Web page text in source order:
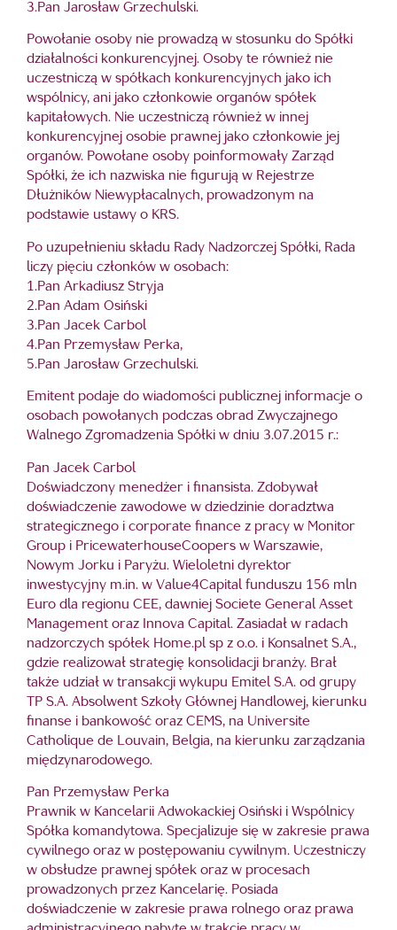
3.Pan Jarosław Grzechulski.
Powołanie osoby nie prowadzą w stosunku do Spółki
działalności konkurencyjnej. Osoby te również nie
uczestniczą w spółkach konkurencyjnych jako ich
wspólnicy, ani jako członkowie organów spółek
kapitałowych. Nie uczestniczą również w innej
konkurencyjnej osobie prawnej jako członkowie jej
organów. Powołane osoby poinformowały Zarząd
Spółki, że ich nazwiska nie figurują w Rejestrze
Dłużników Niewypłacalnych, prowadzonym na
podstawie ustawy o KRS.
Po uzupełnieniu składu Rady Nadzorczej Spółki, Rada
liczy pięciu członków w osobach:
1.Pan Arkadiusz Stryja
2.Pan Adam Osiński
3.Pan Jacek Carbol
4.Pan Przemysław Perka,
5.Pan Jarosław Grzechulski.
Emitent podaje do wiadomości publicznej informacje o
osobach powołanych podczas obrad Zwyczajnego
Walnego Zgromadzenia Spółki w dniu 3.07.2015 r.:
Pan Jacek Carbol
Doświadczony menedżer i finansista. Zdobywał
doświadczenie zawodowe w dziedzinie doradztwa
strategicznego i corporate finance z pracy w Monitor
Group i PricewaterhouseCoopers w Warszawie,
Nowym Jorku i Paryżu. Wieloletni dyrektor
inwestycyjny m.in. w Value4Capital funduszu 156 mln
Euro dla regionu CEE, dawniej Societe General Asset
Management oraz Innova Capital. Zasiadał w radach
nadzorczych spółek Home.pl sp z o.o. i Konsalnet S.A.,
gdzie realizował strategię konsolidacji branży. Brał
także udział w transakcji wykupu Emitel S.A. od grupy
TP S.A. Absolwent Szkoły Głównej Handlowej, kierunku
finanse i bankowość oraz CEMS, na Universite
Catholique de Louvain, Belgia, na kierunku zarządzania
międzynarodowego.
Pan Przemysław Perka
Prawnik w Kancelarii Adwokackiej Osiński i Wspólnicy
Spółka komandytowa. Specjalizuje się w zakresie prawa
cywilnego oraz w postępowaniu cywilnym. Uczestniczy
w obsłudze prawnej spółek oraz w procesach
prowadzonych przez Kancelarię. Posiada
doświadczenie w zakresie prawa rolnego oraz prawa